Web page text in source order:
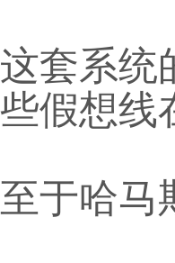
这套系统
些假想线
至于哈马